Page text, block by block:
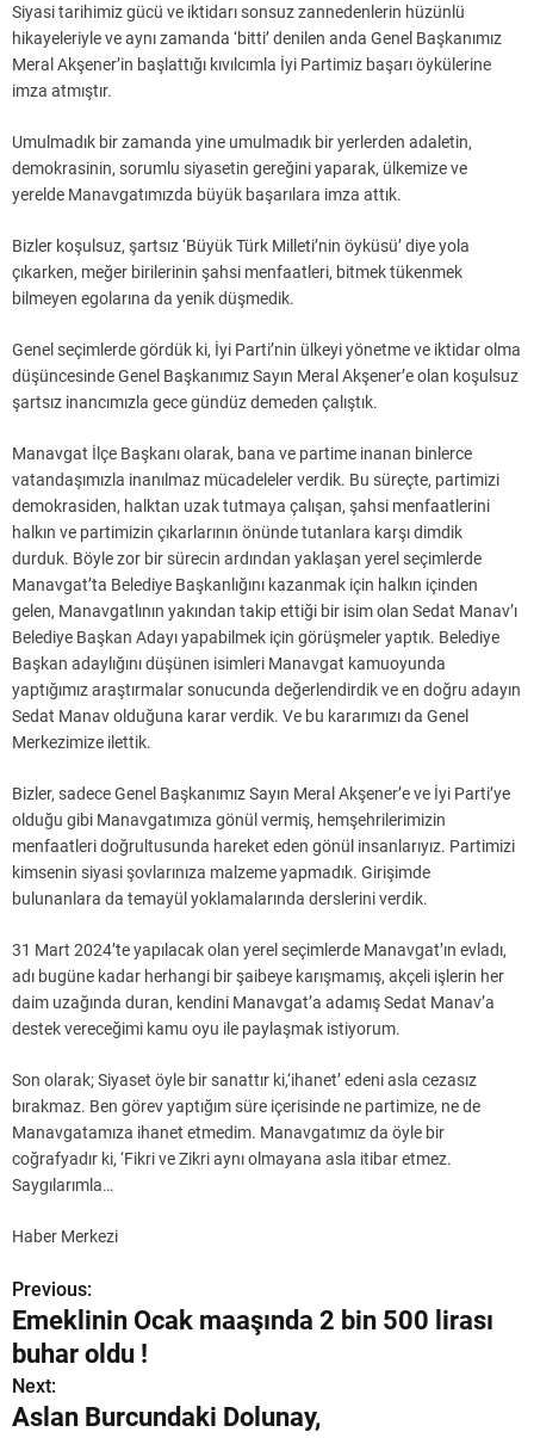
Siyasi tarihimiz gücü ve iktidarı sonsuz zannedenlerin hüzünlü
hikayeleriyle ve aynı zamanda ‘bitti’ denilen anda Genel Başkanımız
Meral Akşener’in başlattığı kıvılcımla İyi Partimiz başarı öykülerine
imza atmıştır.
Umulmadık bir zamanda yine umulmadık bir yerlerden adaletin,
demokrasinin, sorumlu siyasetin gereğini yaparak, ülkemize ve
yerelde Manavgatımızda büyük başarılara imza attık.
Bizler koşulsuz, şartsız ‘Büyük Türk Milleti’nin öyküsü’ diye yola
çıkarken, meğer birilerinin şahsi menfaatleri, bitmek tükenmek
bilmeyen egolarına da yenik düşmedik.
Genel seçimlerde gördük ki, İyi Parti’nin ülkeyi yönetme ve iktidar olma
düşüncesinde Genel Başkanımız Sayın Meral Akşener’e olan koşulsuz
şartsız inancımızla gece gündüz demeden çalıştık.
Manavgat İlçe Başkanı olarak, bana ve partime inanan binlerce
vatandaşımızla inanılmaz mücadeleler verdik. Bu süreçte, partimizi
demokrasiden, halktan uzak tutmaya çalışan, şahsi menfaatlerini
halkın ve partimizin çıkarlarının önünde tutanlara karşı dimdik
durduk. Böyle zor bir sürecin ardından yaklaşan yerel seçimlerde
Manavgat’ta Belediye Başkanlığını kazanmak için halkın içinden
gelen, Manavgatlının yakından takip ettiği bir isim olan Sedat Manav’ı
Belediye Başkan Adayı yapabilmek için görüşmeler yaptık. Belediye
Başkan adaylığını düşünen isimleri Manavgat kamuoyunda
yaptığımız araştırmalar sonucunda değerlendirdik ve en doğru adayın
Sedat Manav olduğuna karar verdik. Ve bu kararımızı da Genel
Merkezimize ilettik.
Bizler, sadece Genel Başkanımız Sayın Meral Akşener’e ve İyi Parti’ye
olduğu gibi Manavgatımıza gönül vermiş, hemşehrilerimizin
menfaatleri doğrultusunda hareket eden gönül insanlarıyız. Partimizi
kimsenin siyasi şovlarınıza malzeme yapmadık. Girişimde
bulunanlara da temayül yoklamalarında derslerini verdik.
31 Mart 2024’te yapılacak olan yerel seçimlerde Manavgat’ın evladı,
adı bugüne kadar herhangi bir şaibeye karışmamış, akçeli işlerin her
daim uzağında duran, kendini Manavgat’a adamış Sedat Manav’a
destek vereceğimi kamu oyu ile paylaşmak istiyorum.
Son olarak; Siyaset öyle bir sanattır ki,‘ihanet’ edeni asla cezasız
bırakmaz. Ben görev yaptığım süre içerisinde ne partimize, ne de
Manavgatamıza ihanet etmedim. Manavgatımız da öyle bir
coğrafyadır ki, ‘Fikri ve Zikri aynı olmayana asla itibar etmez.
Saygılarımla…
Haber Merkezi
Y
a
z
Previous:
Emeklinin Ocak maaşında 2 bin 500 lirası
buhar oldu !
Next:
Aslan Burcundaki Dolunay,